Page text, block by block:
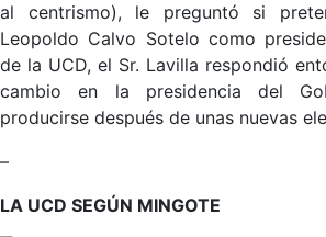
al centrismo), le preguntó si
Leopoldo Calvo Sotelo como
de la UCD, el Sr. Lavilla respondió
cambio en la presidencia del
producirse después de unas nuevas
–
LA UCD SEGÚN MINGOTE